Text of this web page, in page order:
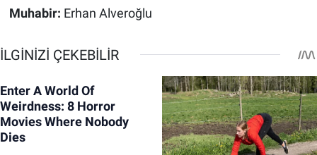
Muhabir: Erhan Alveroğlu